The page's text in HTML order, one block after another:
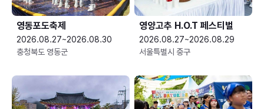
영동포도축제
2026.08.27~2026.08.30
충청북도 영동군
영양고추 H.O.T 페스티벌
2026.08.27~2026.08.29
서울특별시 중구